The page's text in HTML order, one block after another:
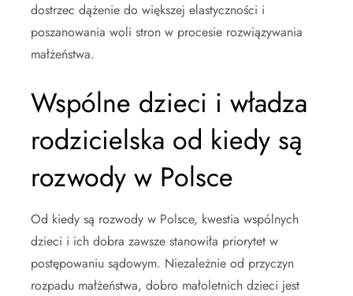
dostrzec dążenie do większej elastyczności i
poszanowania woli stron w procesie rozwiązywania
małżeństwa.
Wspólne dzieci i władza
rodzicielska od kiedy są
rozwody w Polsce
Od kiedy są rozwody w Polsce, kwestia wspólnych
dzieci i ich dobra zawsze stanowiła priorytet w
postępowaniu sądowym. Niezależnie od przyczyn
rozpadu małżeństwa, dobro małoletnich dzieci jest